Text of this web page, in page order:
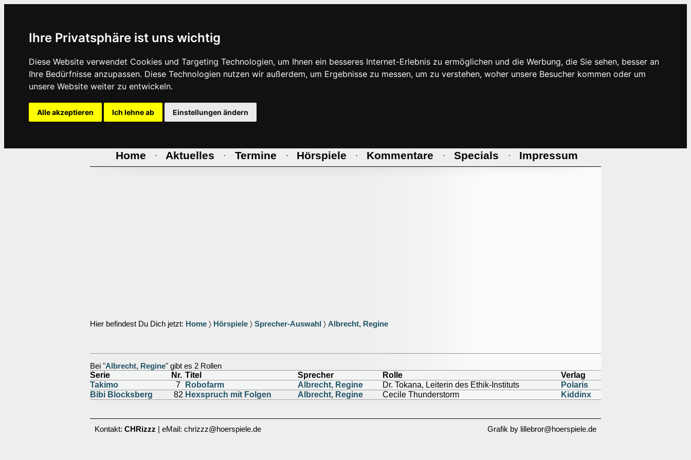
Ihre Privatsphäre ist uns wichtig
Diese Website verwendet Cookies und Targeting Technologien, um Ihnen ein besseres Internet-Erlebnis zu ermöglichen und die Werbung, die Sie sehen, besser an
Ihre Bedürfnisse anzupassen. Diese Technologien nutzen wir außerdem, um Ergebnisse zu messen, um zu verstehen, woher unsere Besucher kommen oder um
unsere Website weiter zu entwickeln.
Alle akzeptieren Ich lehne ab Einstellungen ändern
Home · Aktuelles · Termine · Hörspiele · Kommentare · Specials · Impressum
Hier befindest Du Dich jetzt: Home 〉 Hörspiele 〉 Sprecher-Auswahl 〉 Albrecht, Regine
Bei "Albrecht, Regine" gibt es 2 Rollen
Serie Nr. Titel Sprecher Rolle
Verlag
Takimo
7 Robofarm Albrecht, Regine Dr. Tokana, Leiterin des Ethik-Instituts
Polaris
Bibi Blocksberg
82 Hexspruch mit Folgen Albrecht, Regine Cecile Thunderstorm Kiddinx
Kontakt: CHRizzz | eMail: chrizzz@hoerspiele.de Grafik by lillebror@hoerspiele.de